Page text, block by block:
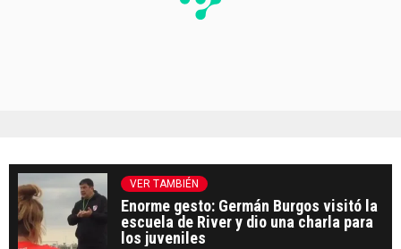
VER TAMBIÉN
Enorme gesto: Germán Burgos visitó la
escuela de River y dio una charla para
los juveniles